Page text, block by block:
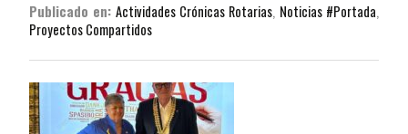
Publicado en: Actividades Crónicas Rotarias, Noticias #Portada,
Proyectos Compartidos